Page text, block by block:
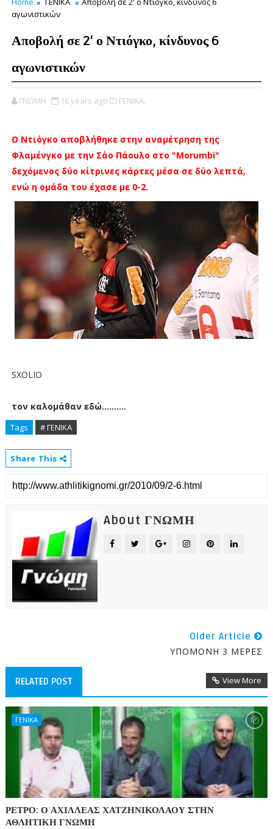
αγωνιστικών
Αποβολή σε 2' ο Ντιόγκο, κίνδυνος 6
αγωνιστικών
ΓΝΩΜΗ 16 years ago ΓΕΝΙΚΑ,
Ο Ντιόγκο αποβλήθηκε στην αναμέτρηση της
Φλαμένγκο με την Σάο Πάουλο στο "Morumbi"
δεχόμενος δύο κίτρινες κάρτες μέσα σε δύο λεπτά,
ενώ η ομάδα του έχασε με 0-2.
SXOLIO
τον καλομάθαν εδώ..........
Tags # ΓΕΝΙΚΑ
Share This
About ΓΝΩΜΗ
Older Article
ΥΠΟΜΟΝΗ 3 ΜΕΡΕΣ
RELATED POST View More
ΓΕΝΙΚΑ
ΡΕΤΡΟ: Ο ΑΧΙΛΛΕΑΣ ΧΑΤΖΗΝΙΚΟΛΑΟΥ ΣΤΗΝ
ΑΘΛΗΤΙΚΗ ΓΝΩΜΗ